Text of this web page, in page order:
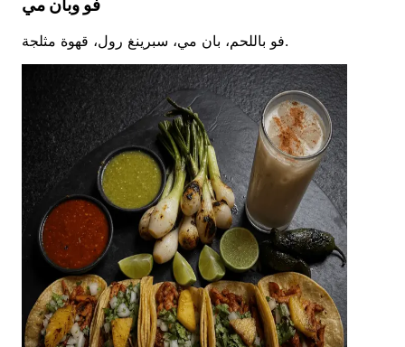
فو وبان مي
فو باللحم، بان مي، سبرينغ رول، قهوة مثلجة.